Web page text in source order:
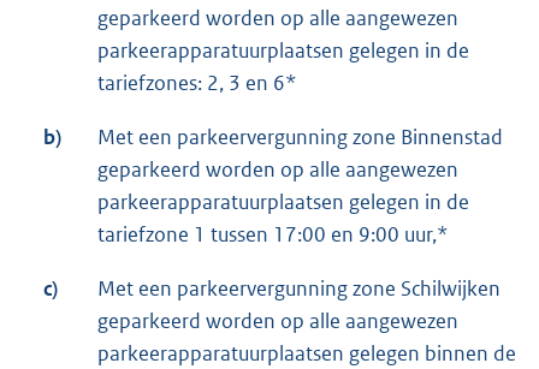
geparkeerd worden op alle aangewezen
parkeerapparatuurplaatsen gelegen in de
tariefzones: 2, 3 en 6*
b)
Met een parkeervergunning zone Binnenstad
geparkeerd worden op alle aangewezen
parkeerapparatuurplaatsen gelegen in de
tariefzone 1 tussen 17:00 en 9:00 uur,*
c)
Met een parkeervergunning zone Schilwijken
geparkeerd worden op alle aangewezen
parkeerapparatuurplaatsen gelegen binnen de